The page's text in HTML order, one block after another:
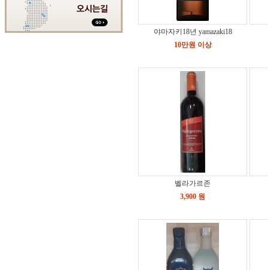
야마자키18년 yamazaki18
10만원 이상
벨라가르존
3,900 원